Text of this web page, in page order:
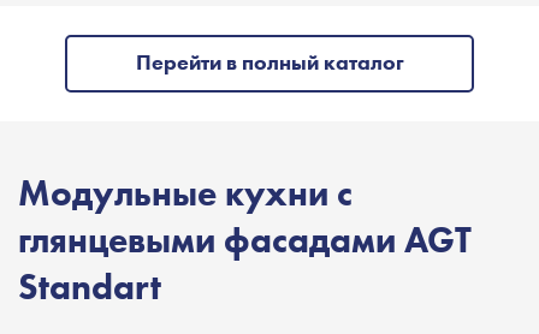
Перейти в полный каталог
Модульные кухни с
глянцевыми фасадами AGT
Standart